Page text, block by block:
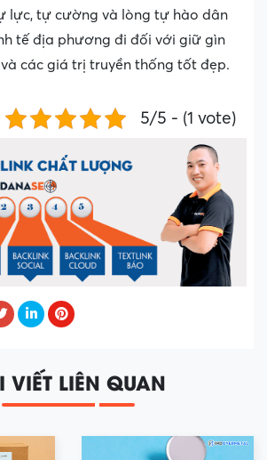
lực, tự cường và lòng tự hào dân
tế địa phương đi đối với giữ gìn
các giá trị truyền thống tốt đẹp.
5/5 - (1 vote)
VIẾT LIÊN QUAN